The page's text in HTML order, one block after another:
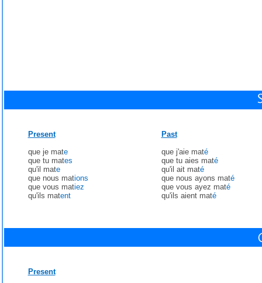
Present
que je mate
que tu mates
qu'il mate
que nous mations
que vous matiez
qu'ils matent
Past
que j'aie maté
que tu aies maté
qu'il ait maté
que nous ayons maté
que vous ayez maté
qu'ils aient maté
Present